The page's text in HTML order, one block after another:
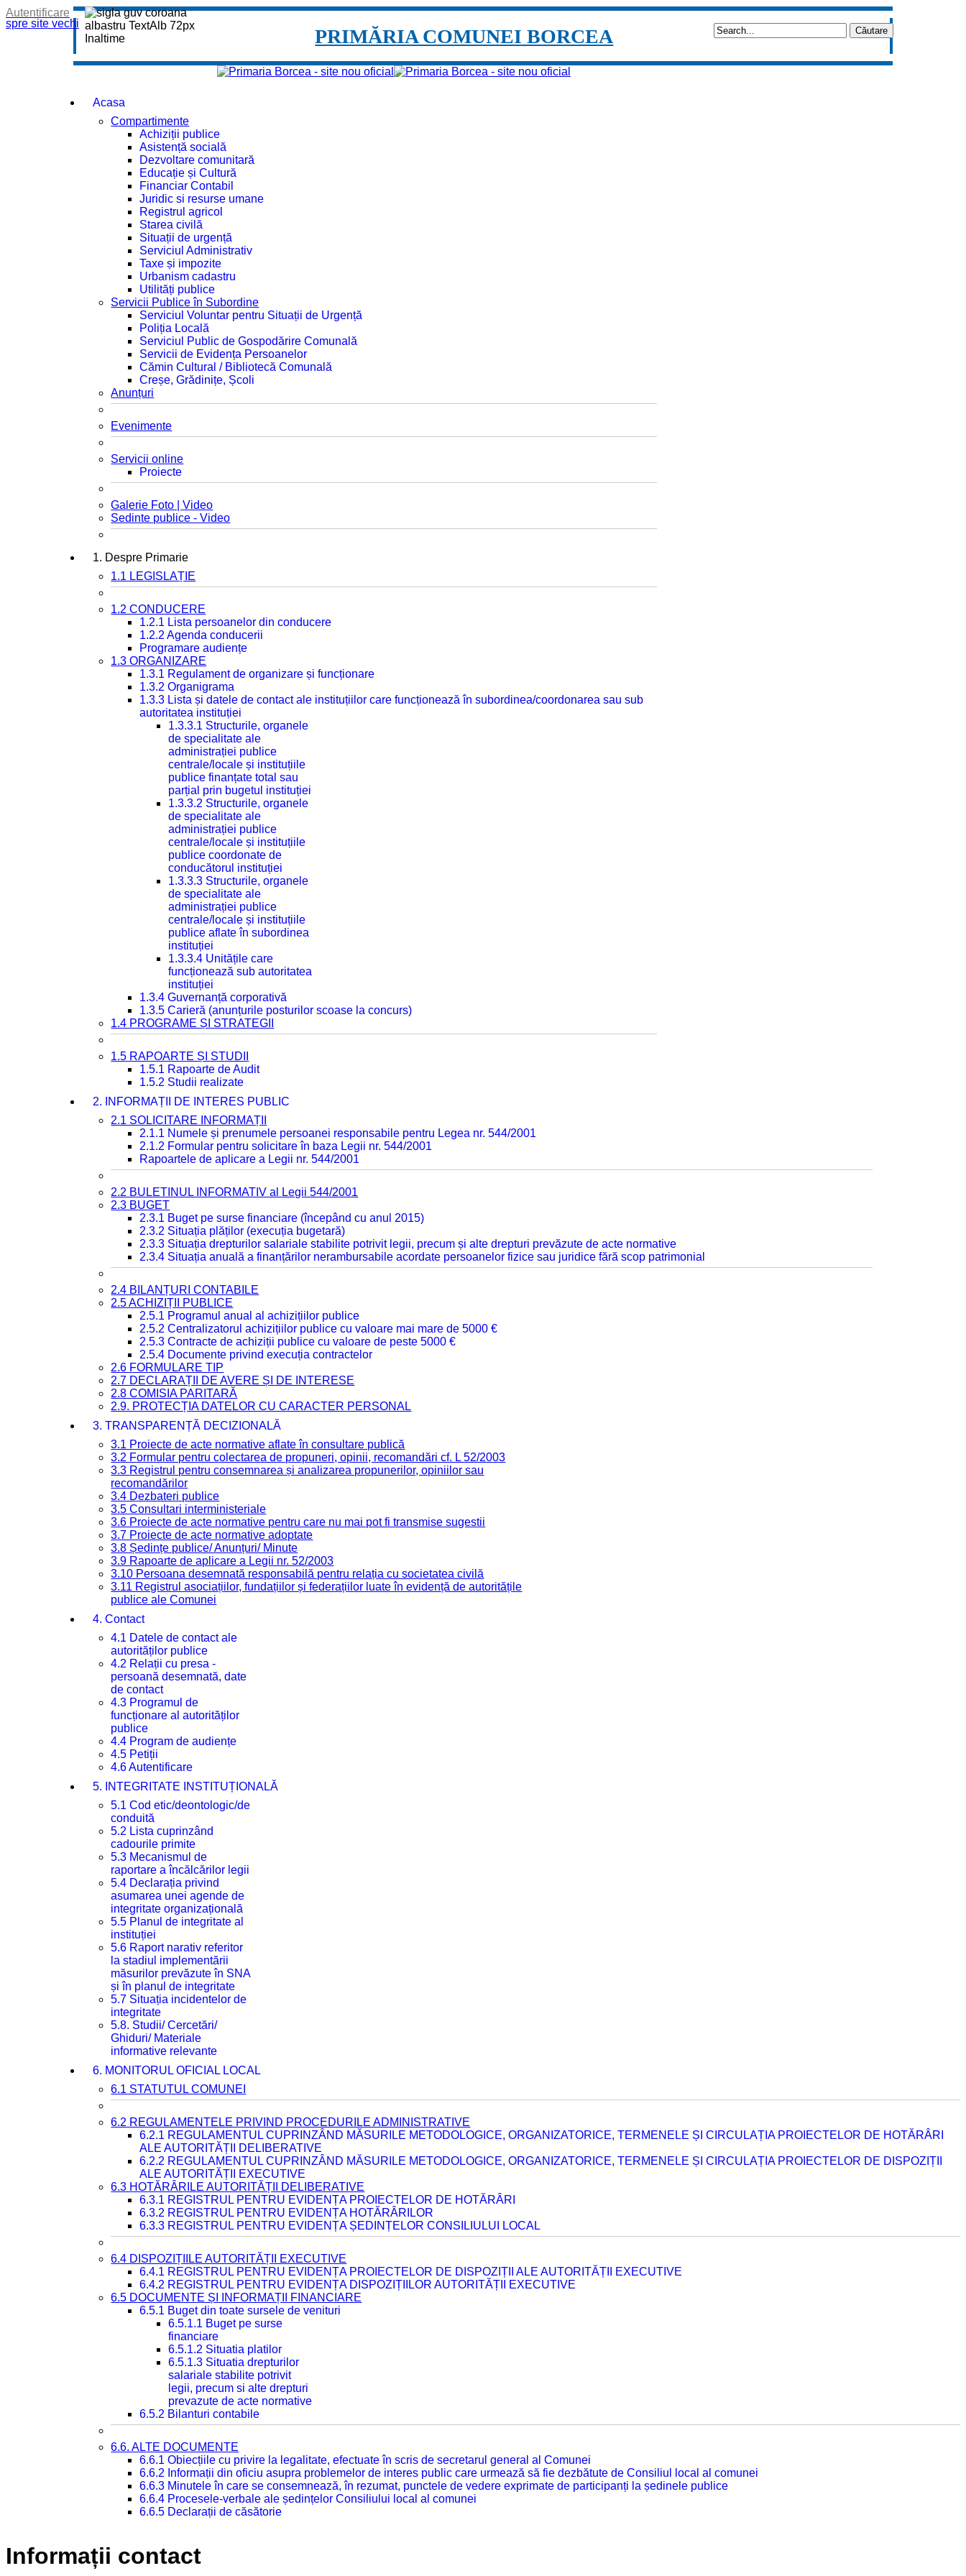
spre site vechi
Autentificare
PRIMĂRIA COMUNEI BORCEA
Acasa
Compartimente
Achiziții publice
Asistență socială
Dezvoltare comunitară
Educație și Cultură
Financiar Contabil
Juridic si resurse umane
Registrul agricol
Starea civilă
Situații de urgență
Serviciul Administrativ
Taxe și impozite
Urbanism cadastru
Utilități publice
Servicii Publice în Subordine
Serviciul Voluntar pentru Situații de Urgență
Poliția Locală
Serviciul Public de Gospodărire Comunală
Servicii de Evidența Persoanelor
Cămin Cultural / Bibliotecă Comunală
Creșe, Grădinițe, Școli
Anunțuri
Evenimente
Servicii online
Proiecte
Galerie Foto | Video
Sedinte publice - Video
1. Despre Primarie
1.1 LEGISLAȚIE
1.2 CONDUCERE
1.2.1 Lista persoanelor din conducere
1.2.2 Agenda conducerii
Programare audiențe
1.3 ORGANIZARE
1.3.1 Regulament de organizare și funcționare
1.3.2 Organigrama
1.3.3 Lista și datele de contact ale instituțiilor care funcționează în subordinea/coordonarea sau sub
autoritatea instituției
1.3.3.1 Structurile, organele
de specialitate ale
administrației publice
centrale/locale și instituțiile
publice finanțate total sau
parțial prin bugetul instituției
1.3.3.2 Structurile, organele
de specialitate ale
administrației publice
centrale/locale și instituțiile
publice coordonate de
conducătorul instituției
1.3.3.3 Structurile, organele
de specialitate ale
administrației publice
centrale/locale și instituțiile
publice aflate în subordinea
instituției
1.3.3.4 Unitățile care
funcționează sub autoritatea
instituției
1.3.4 Guvernanță corporativă
1.3.5 Carieră (anunțurile posturilor scoase la concurs)
1.4 PROGRAME ȘI STRATEGII
1.5 RAPOARTE ȘI STUDII
1.5.1 Rapoarte de Audit
1.5.2 Studii realizate
2. INFORMAȚII DE INTERES PUBLIC
2.1 SOLICITARE INFORMAȚII
2.1.1 Numele și prenumele persoanei responsabile pentru Legea nr. 544/2001
2.1.2 Formular pentru solicitare în baza Legii nr. 544/2001
Rapoartele de aplicare a Legii nr. 544/2001
2.2 BULETINUL INFORMATIV al Legii 544/2001
2.3 BUGET
2.3.1 Buget pe surse financiare (începând cu anul 2015)
2.3.2 Situația plăților (execuția bugetară)
2.3.3 Situația drepturilor salariale stabilite potrivit legii, precum și alte drepturi prevăzute de acte normative
2.3.4 Situația anuală a finanțărilor nerambursabile acordate persoanelor fizice sau juridice fără scop patrimonial
2.4 BILANȚURI CONTABILE
2.5 ACHIZIȚII PUBLICE
2.5.1 Programul anual al achizițiilor publice
2.5.2 Centralizatorul achizițiilor publice cu valoare mai mare de 5000 €
2.5.3 Contracte de achiziții publice cu valoare de peste 5000 €
2.5.4 Documente privind execuția contractelor
2.6 FORMULARE TIP
2.7 DECLARAȚII DE AVERE ȘI DE INTERESE
2.8 COMISIA PARITARĂ
2.9. PROTECȚIA DATELOR CU CARACTER PERSONAL
3. TRANSPARENȚĂ DECIZIONALĂ
3.1 Proiecte de acte normative aflate în consultare publică
3.2 Formular pentru colectarea de propuneri, opinii, recomandări cf. L 52/2003
3.3 Registrul pentru consemnarea și analizarea propunerilor, opiniilor sau
recomandărilor
3.4 Dezbateri publice
3.5 Consultari interministeriale
3.6 Proiecte de acte normative pentru care nu mai pot fi transmise sugestii
3.7 Proiecte de acte normative adoptate
3.8 Ședințe publice/ Anunțuri/ Minute
3.9 Rapoarte de aplicare a Legii nr. 52/2003
3.10 Persoana desemnată responsabilă pentru relația cu societatea civilă
3.11 Registrul asociațiilor, fundațiilor și federațiilor luate în evidență de autoritățile
publice ale Comunei
4. Contact
4.1 Datele de contact ale
autorităților publice
4.2 Relații cu presa -
persoană desemnată, date
de contact
4.3 Programul de
funcționare al autorităților
publice
4.4 Program de audiențe
4.5 Petiții
4.6 Autentificare
5. INTEGRITATE INSTITUȚIONALĂ
5.1 Cod etic/deontologic/de
conduită
5.2 Lista cuprinzând
cadourile primite
5.3 Mecanismul de
raportare a încălcărilor legii
5.4 Declarația privind
asumarea unei agende de
integritate organizațională
5.5 Planul de integritate al
instituției
5.6 Raport narativ referitor
la stadiul implementării
măsurilor prevăzute în SNA
și în planul de integritate
5.7 Situația incidentelor de
integritate
5.8. Studii/ Cercetări/
Ghiduri/ Materiale
informative relevante
6. MONITORUL OFICIAL LOCAL
6.1 STATUTUL COMUNEI
6.2 REGULAMENTELE PRIVIND PROCEDURILE ADMINISTRATIVE
6.2.1 REGULAMENTUL CUPRINZÂND MĂSURILE METODOLOGICE, ORGANIZATORICE, TERMENELE ȘI CIRCULAȚIA PROIECTELOR DE HOTĂRÂRI
ALE AUTORITĂȚII DELIBERATIVE
6.2.2 REGULAMENTUL CUPRINZÂND MĂSURILE METODOLOGICE, ORGANIZATORICE, TERMENELE ȘI CIRCULAȚIA PROIECTELOR DE DISPOZIȚII
ALE AUTORITĂȚII EXECUTIVE
6.3 HOTĂRÂRILE AUTORITĂȚII DELIBERATIVE
6.3.1 REGISTRUL PENTRU EVIDENȚA PROIECTELOR DE HOTĂRÂRI
6.3.2 REGISTRUL PENTRU EVIDENȚA HOTĂRÂRILOR
6.3.3 REGISTRUL PENTRU EVIDENȚA ȘEDINȚELOR CONSILIULUI LOCAL
6.4 DISPOZIȚIILE AUTORITĂȚII EXECUTIVE
6.4.1 REGISTRUL PENTRU EVIDENȚA PROIECTELOR DE DISPOZIȚII ALE AUTORITĂȚII EXECUTIVE
6.4.2 REGISTRUL PENTRU EVIDENȚA DISPOZIȚIILOR AUTORITĂȚII EXECUTIVE
6.5 DOCUMENTE ȘI INFORMAȚII FINANCIARE
6.5.1 Buget din toate sursele de venituri
6.5.1.1 Buget pe surse
financiare
6.5.1.2 Situatia platilor
6.5.1.3 Situatia drepturilor
salariale stabilite potrivit
legii, precum si alte drepturi
prevazute de acte normative
6.5.2 Bilanturi contabile
6.6. ALTE DOCUMENTE
6.6.1 Obiecțiile cu privire la legalitate, efectuate în scris de secretarul general al Comunei
6.6.2 Informații din oficiu asupra problemelor de interes public care urmează să fie dezbătute de Consiliul local al comunei
6.6.3 Minutele în care se consemnează, în rezumat, punctele de vedere exprimate de participanți la ședinele publice
6.6.4 Procesele-verbale ale ședințelor Consiliului local al comunei
6.6.5 Declarații de căsătorie
Informații contact